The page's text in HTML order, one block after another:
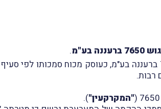
בע"מ
.
"המקרקעין").